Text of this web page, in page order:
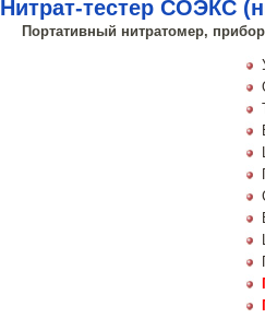
Нитрат-тестер СОЭКС
Портативный нитратомер,